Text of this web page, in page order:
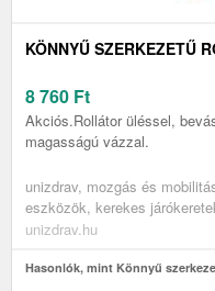
KÖNNYŰ SZERKEZETŰ
8 760 Ft
Akciós.Rollátor üléssel,
magasságú vázzal.
unizdrav, mozgás és
eszközök, kerekes
unizdrav.hu
Hasonlók, mint Könnyű